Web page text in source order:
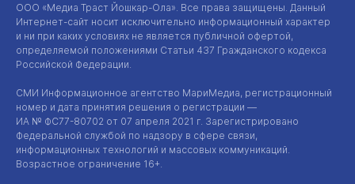
ООО «Медиа Траст Йошкар-Ола». Все права защищены. Данный
Интернет-сайт носит исключительно информационный характер
и ни при каких условиях не является публичной офертой,
определяемой положениями Статьи 437 Гражданского кодекса
Российской Федерации.
СМИ Информационное агентство МариМедиа, регистрационный
номер и дата принятия решения о регистрации —
ИА № ФС77-80702 от 07 апреля 2021 г. Зарегистрировано
Федеральной службой по надзору в сфере связи,
информационных технологий и массовых коммуникаций.
Возрастное ограничение 16+.